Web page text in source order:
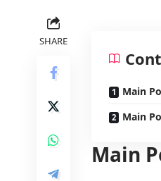
SHARE
Main
Main
Main